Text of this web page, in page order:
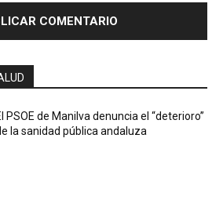
PSOE de Manilva denuncia el “deterioro”
la sanidad pública andaluza